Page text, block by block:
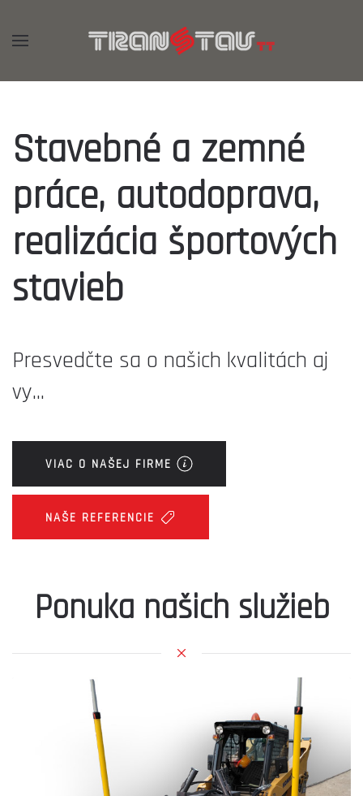
Stavebné a zemné
práce, autodoprava,
realizácia športových
stavieb
Presvedčte sa o našich kvalitách aj
vy...
VIAC O NAŠEJ FIRME
NAŠE REFERENCIE
Ponuka našich služieb